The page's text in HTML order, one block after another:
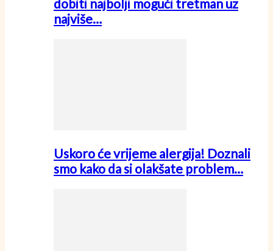
dobiti najbolji mogući tretman uz
najviše…
Uskoro će vrijeme alergija! Doznali
smo kako da si olakšate problem…